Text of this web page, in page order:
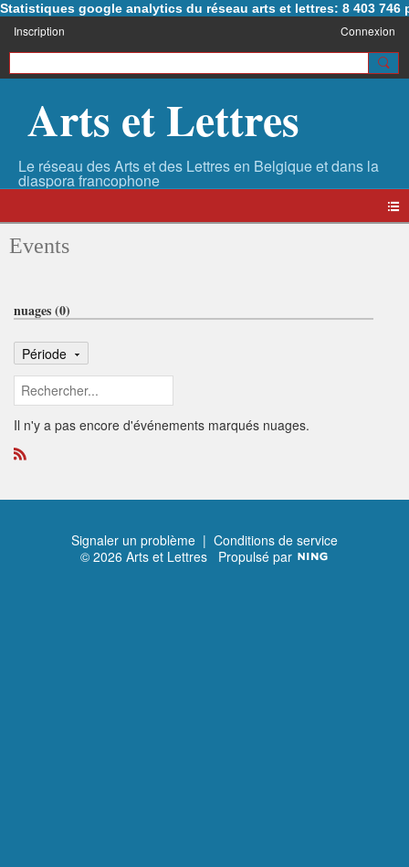
Statistiques google analytics du réseau arts et lettres: 8 403 746
Inscription Connexion
Arts et Lettres
Events
nuages (0)
Période
Il n'y a pas encore d'événements marqués nuages.
R
Signaler un problème | Conditions de service
© 2026 Arts et Lettres Propulsé par